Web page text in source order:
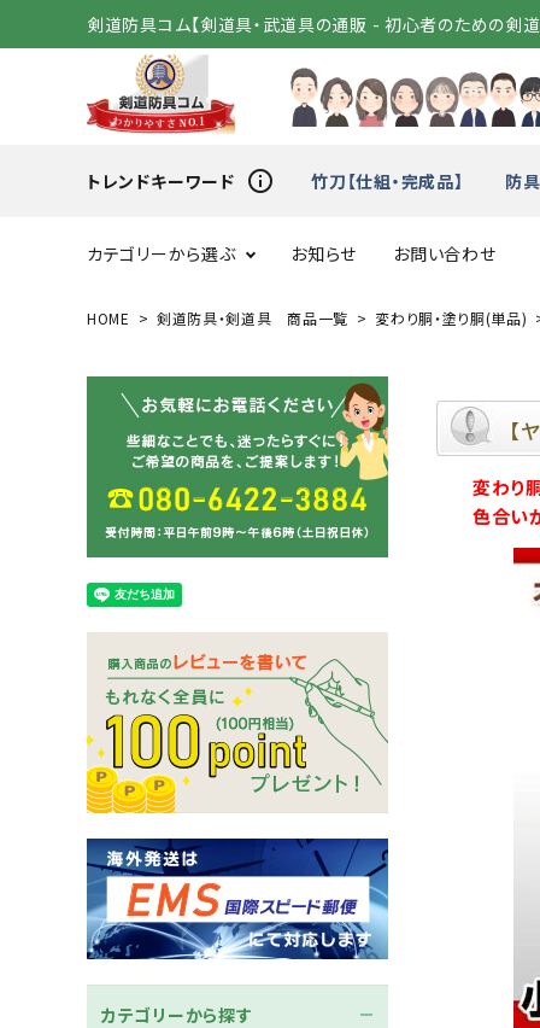
剣道防具コム【剣道具・武道具の通販 - 初心者のための剣
トレンドキーワード info_outline 竹刀【仕組・完成品】 防
カテゴリーから選ぶ
変わり胴 小手（
剣道着 袴
ネーム/ゼッケン
お知らせ お問い合わせ
HOME 剣道防具・剣道具 商品一覧 変わり胴・塗り胴(単品)
カテゴリーから探す
【
変わり
色合い